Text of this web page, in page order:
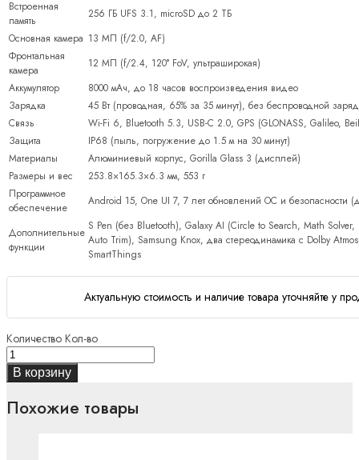
Встроенная
память
256 ГБ UFS 3.1, microSD до 2 ТБ
Основная камера 13 МП (f/2.0, AF)
Фронтальная
камера
12 МП (f/2.4, 120° FoV, ультраширокая)
Аккумулятор
8000 мАч, до 18 часов воспроизведения видео
Зарядка
45 Вт (проводная, 65% за 35 минут), без беспроводной
Связь
Wi-Fi 6, Bluetooth 5.3, USB-C 2.0, GPS (GLONASS, Galileo,
Защита
IP68 (пыль, погружение до 1.5 м на 30 минут)
Материалы
Алюминиевый корпус, Gorilla Glass 3 (дисплей)
Размеры и вес
253.8×165.3×6.3 мм, 553 г
Программное
обеспечение
Android 15, One UI 7, 7 лет обновлений ОС и безопасности
Дополнительные
функции
S Pen (без Bluetooth), Galaxy AI (Circle to Search, Math
Auto Trim), Samsung Knox, два стереодинамика с Dolby
SmartThings
Актуальную стоимость и наличие товара уточняйте у
Количество Кол-во
В корзину
Похожие товары